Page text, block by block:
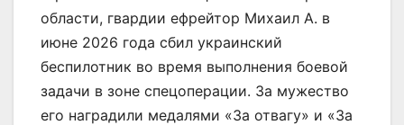
области, гвардии ефрейтор Михаил А. в
июне 2026 года сбил украинский
беспилотник во время выполнения боевой
задачи в зоне спецоперации. За мужество
его наградили медалями «За отвагу» и «За